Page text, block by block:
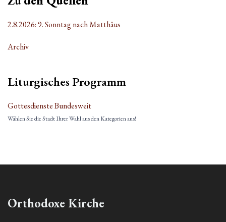
2.8.2026: 9. Sonntag nach Matthäus
Archiv
Liturgisches Programm
Gottesdienste Bundesweit
Wählen Sie die Stadt Ihrer Wahl aus den Kategorien aus!
Orthodoxe Kirche